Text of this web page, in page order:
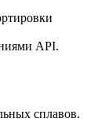
API.
сплавов.